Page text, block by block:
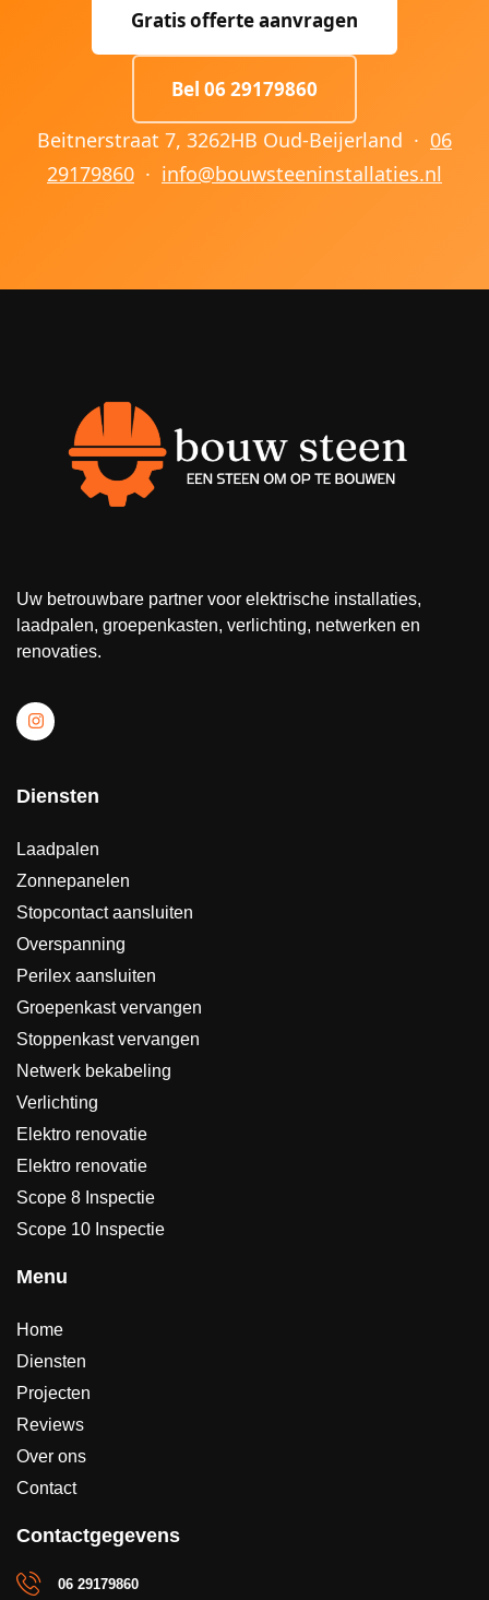
Gratis offerte aanvragen
Bel 06 29179860
Beitnerstraat 7, 3262HB Oud-Beijerland · 06
29179860 · info@bouwsteeninstallaties.nl
Uw betrouwbare partner voor elektrische installaties,
laadpalen, groepenkasten, verlichting, netwerken en
renovaties.
Diensten
Laadpalen
Zonnepanelen
Stopcontact aansluiten
Overspanning
Perilex aansluiten
Groepenkast vervangen
Stoppenkast vervangen
Netwerk bekabeling
Verlichting
Elektro renovatie
Elektro renovatie
Scope 8 Inspectie
Scope 10 Inspectie
Menu
Home
Diensten
Projecten
Reviews
Over ons
Contact
Contactgegevens
06 29179860